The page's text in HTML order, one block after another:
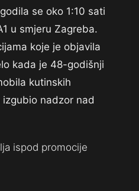
se oko 1:10 sati
u smjeru Zagreba.
koje je objavila
kada je 48-godišnji
kutinskih
nadzor nad
ispod promocije